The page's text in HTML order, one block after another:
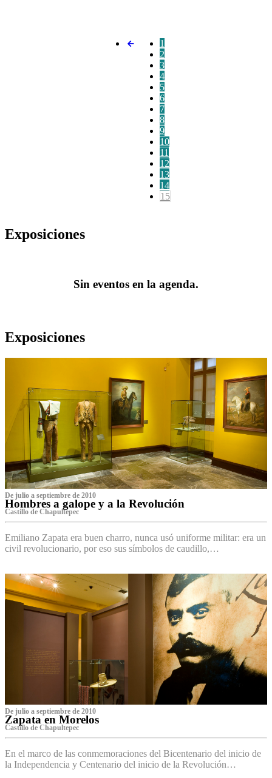
1
2
3
4
5
6
7
8
9
10
11
12
13
14
15
Exposiciones
Sin eventos en la agenda.
Exposiciones
De julio a septiembre de 2010
Hombres a galope y a la Revolución
Castillo de Chapultepec
Emiliano Zapata era buen charro, nunca usó uniforme militar: era un
civil revolucionario, por eso sus símbolos de caudillo,…
De julio a septiembre de 2010
Zapata en Morelos
Castillo de Chapultepec
En el marco de las conmemoraciones del Bicentenario del inicio de
la Independencia y Centenario del inicio de la Revolución…